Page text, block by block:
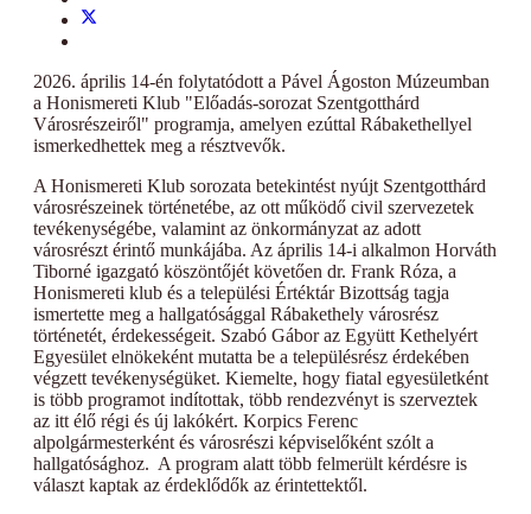
2026. április 14-én folytatódott a Pável Ágoston Múzeumban
a Honismereti Klub "Előadás-sorozat Szentgotthárd
Városrészeiről" programja, amelyen ezúttal Rábakethellyel
ismerkedhettek meg a résztvevők.
A Honismereti Klub sorozata betekintést nyújt Szentgotthárd
városrészeinek történetébe, az ott működő civil szervezetek
tevékenységébe, valamint az önkormányzat az adott
városrészt érintő munkájába. Az április 14-i alkalmon Horváth
Tiborné igazgató köszöntőjét követően dr. Frank Róza, a
Honismereti klub és a települési Értéktár Bizottság tagja
ismertette meg a hallgatósággal Rábakethely városrész
történetét, érdekességeit. Szabó Gábor az Együtt Kethelyért
Egyesület elnökeként mutatta be a településrész érdekében
végzett tevékenységüket. Kiemelte, hogy fiatal egyesületként
is több programot indítottak, több rendezvényt is szerveztek
az itt élő régi és új lakókért. Korpics Ferenc
alpolgármesterként és városrészi képviselőként szólt a
hallgatósághoz. A program alatt több felmerült kérdésre is
választ kaptak az érdeklődők az érintettektől.